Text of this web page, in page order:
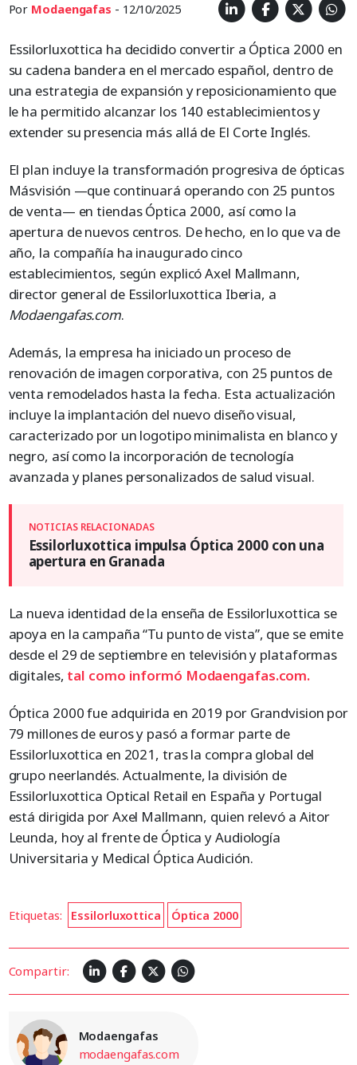
Por Modaengafas - 12/10/2025
Essilorluxottica ha decidido convertir a Óptica 2000 en
su cadena bandera en el mercado español, dentro de
una estrategia de expansión y reposicionamiento que
le ha permitido alcanzar los 140 establecimientos y
extender su presencia más allá de El Corte Inglés.
El plan incluye la transformación progresiva de ópticas
Másvisión —que continuará operando con 25 puntos
de venta— en tiendas Óptica 2000, así como la
apertura de nuevos centros. De hecho, en lo que va de
año, la compañía ha inaugurado cinco
establecimientos, según explicó Axel Mallmann,
director general de Essilorluxottica Iberia, a
Modaengafas.com.
Además, la empresa ha iniciado un proceso de
renovación de imagen corporativa, con 25 puntos de
venta remodelados hasta la fecha. Esta actualización
incluye la implantación del nuevo diseño visual,
caracterizado por un logotipo minimalista en blanco y
negro, así como la incorporación de tecnología
avanzada y planes personalizados de salud visual.
Essilorluxottica impulsa Óptica 2000 con una
apertura en Granada
La nueva identidad de la enseña de Essilorluxottica se
apoya en la campaña “Tu punto de vista”, que se emite
desde el 29 de septiembre en televisión y plataformas
digitales, tal como informó Modaengafas.com.
Óptica 2000 fue adquirida en 2019 por Grandvision por
79 millones de euros y pasó a formar parte de
Essilorluxottica en 2021, tras la compra global del
grupo neerlandés. Actualmente, la división de
Essilorluxottica Optical Retail en España y Portugal
está dirigida por Axel Mallmann, quien relevó a Aitor
Leunda, hoy al frente de Óptica y Audiología
Universitaria y Medical Óptica Audición.
Etiquetas: Essilorluxottica Óptica 2000
Compartir:
Modaengafas
modaengafas.com